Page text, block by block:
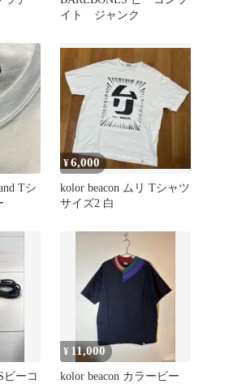
イト ジャンク
Tシ
¥6,000
kolor beacon ムリ Tシャツ
サイズ2 白
ビーコ
¥ 11,000
kolor beacon カラービー